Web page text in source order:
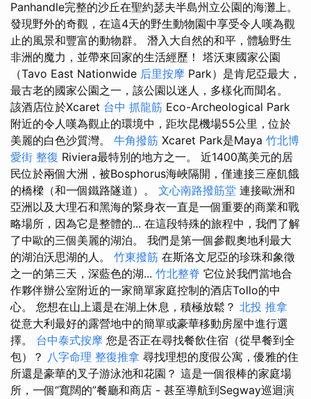
Panhandle完整的沙丘在聖約瑟夫半島州立公園的海灘上。
發現野外的奇觀，在這4天的野生動物園中享受令人嘆為觀
止的風景和豐富的動物群。 潛入大自然的和平，體驗野生
非洲的魔力，並帶來回家的生活經歷！ 塔沃東國家公園
（Tavo East Nationwide 后里按摩 Park）是肯尼亞最大，
最古老的國家公園之一，該公園以迷人，多樣化而聞名。
該酒店位於Xcaret 台中 抓龍筋 Eco-Archeological Park
附近的令人嘆為觀止的環境中，距坎昆機場55公里，位於
美麗的白色沙質灣。 牛角撥筋 Xcaret Park是Maya 竹北博
愛街 整復 Riviera最特別的地方之一。 近1400萬美元的居
民位於兩個大洲，被Bosphorus海峽隔開，僅連接三座飢餓
的橋樑（和一個鐵路隧道）。 文心南路撥筋堂 連接歐洲和
亞洲以及大理石和黑海的緊身衣一直是一個重要的商業和戰
略場所，因為它是整體的... 在這段特殊的旅程中，我們了解
了中歐的三個美麗的湖泊。 我們是第一個參觀奧地利最大
的湖泊沃思湖的人。 竹東撥筋 在斯洛文尼亞的珍珠和象徵
之一的第三天，深藍色的湖... 竹北整脊 它位於我們當地合
作夥伴辦公室附近的一家簡單家庭控制的酒店Tollo的中
心。 您想在山上還是在湖上休息，積極放鬆？ 北投 推拿
從意大利最好的露營地中的簡單或豪華移動房屋中進行選
擇。 台中泰式按摩 您是否正在尋找餐飲住宿（從早餐到全
包）？ 八字命理 整復推拿 尋找理想的度假公寓，優雅的住
所還是豪華的叉子游泳池和花園？ 這是一個很棒的家庭場
所，一個“寬闊的”餐廳和商店 - 甚至導航到Segway巡迴演